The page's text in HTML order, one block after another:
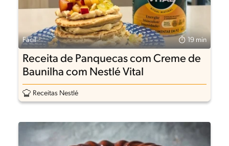
Fácil 19 min
Receita de Panquecas com Creme de
Baunilha com Nestlé Vital
Receitas Nestlé